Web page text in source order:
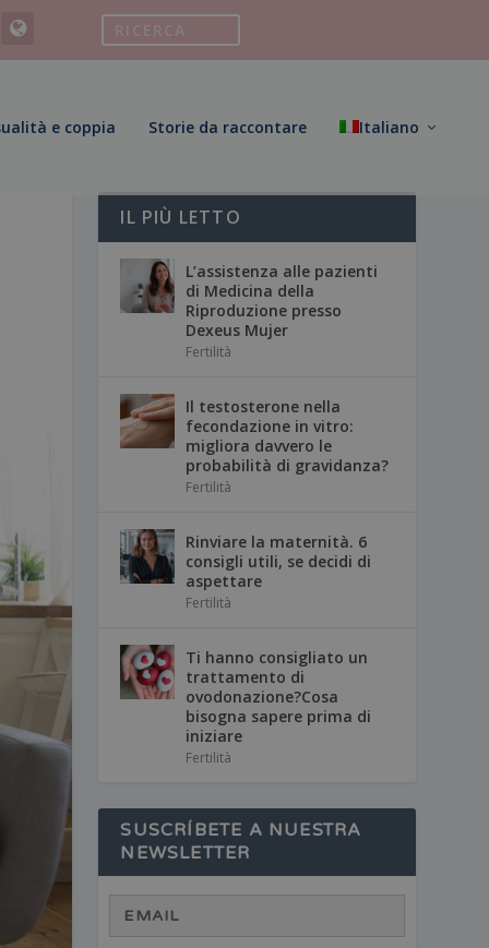
e coppia Storie da raccontare Italiano
IL PIÙ LETTO
L’assistenza alle pazienti
di Medicina della
Riproduzione presso
Dexeus Mujer
Fertilità
Il testosterone nella
fecondazione in vitro:
migliora davvero le
probabilità di gravidanza?
Fertilità
Rinviare la maternità. 6
consigli utili, se decidi di
aspettare
Fertilità
Ti hanno consigliato un
trattamento di
ovodonazione?Cosa
bisogna sapere prima di
iniziare
Fertilità
SUSCRÍBETE A NUESTRA
NEWSLETTER